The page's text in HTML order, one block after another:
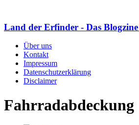
Land der Erfinder - Das
Über uns
Kontakt
Impressum
Datenschutzerklärung
Disclaimer
Fahrradabdeckung